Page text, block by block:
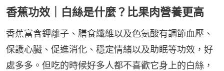
香蕉功效｜白絲是什麼？比果肉營養更高
香蕉富含鉀離子、膳食纖維以及色氨酸有調節血壓、
保護心臟、促進消化、穩定情緒以及助眠等功效，好
處多多。但吃的時候好多人都不喜歡它身上的白絲，